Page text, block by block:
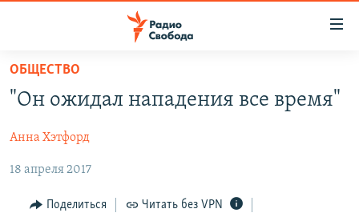
упрощенного
доступа
содержанию
Вернутся
ПРОГРАММЫ
АВТОРСКИЕ ПРОЕКТЫ
ЦИТАТЫ СВОБОДЫ
МНЕНИЯ
ОБЩЕСТВО
"Он ожидал нападения все время"
Анна Хэтфорд
18 апреля 2017
Поделиться Читать без VPN